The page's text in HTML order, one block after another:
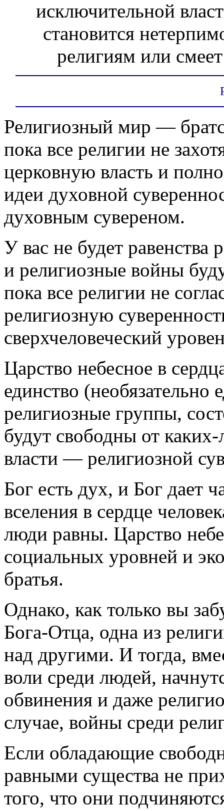
исключительной
становится
религиям или
Религиозный мир —
пока все религии не
церковную власть и
идеи духовной
духовным сувереном.
У вас не будет равенства
и религиозные войны
пока все религии не
религиозную
сверхчеловеческий
Царство небесное в
единство
религиозные группы,
будут свободны от
власти — религиозной
Бог есть дух, и Бог дает
вселения в сердце
люди равны. Царство
социальных уровней и
братья.
Однако, как только вы
Бога-Отца, одна из
над другими. И тогда,
воли среди людей,
обвинения и даже
случае, войны среди
Если обладающие
равными существа не
того, что они